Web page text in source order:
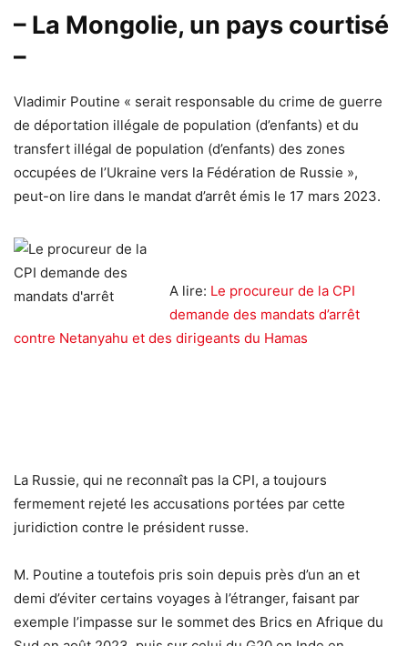
– La Mongolie, un pays courtisé
–
Vladimir Poutine « serait responsable du crime de guerre
de déportation illégale de population (d’enfants) et du
transfert illégal de population (d’enfants) des zones
occupées de l’Ukraine vers la Fédération de Russie »,
peut-on lire dans le mandat d’arrêt émis le 17 mars 2023.
A lire: Le procureur de la CPI
demande des mandats d’arrêt
contre Netanyahu et des dirigeants du Hamas
La Russie, qui ne reconnaît pas la CPI, a toujours
fermement rejeté les accusations portées par cette
juridiction contre le président russe.
M. Poutine a toutefois pris soin depuis près d’un an et
demi d’éviter certains voyages à l’étranger, faisant par
exemple l’impasse sur le sommet des Brics en Afrique du